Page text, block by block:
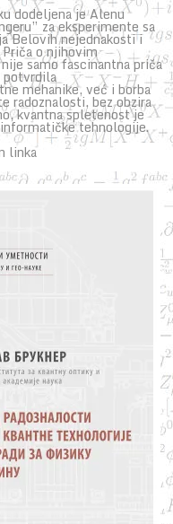
dodeljena je Alenu
za eksperimente sa
Belovih nejednakosti i
o njihovim
samo fascinantna priča
potvrdila
mehanike, već i borba
radoznalosti, bez obzira
kvantna spletenost je
tehnologije.
linka